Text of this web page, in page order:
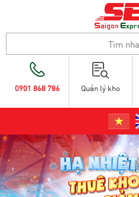
Quản lý kho
0901 868 786